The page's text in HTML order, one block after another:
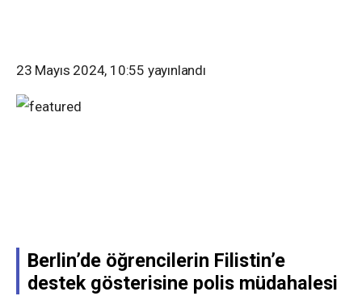
23 Mayıs 2024, 10:55 yayınlandı
Berlin’de öğrencilerin Filistin’e
destek gösterisine polis müdahalesi